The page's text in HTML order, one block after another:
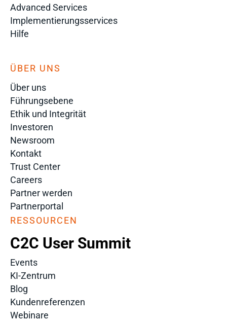
Advanced Services
Implementierungsservices
Hilfe
ÜBER UNS
Über uns
Führungsebene
Ethik und Integrität
Investoren
Newsroom
Kontakt
Trust Center
Careers
Partner werden
Partnerportal
RESSOURCEN
C2C User Summit
Events
KI-Zentrum
Blog
Kundenreferenzen
Webinare